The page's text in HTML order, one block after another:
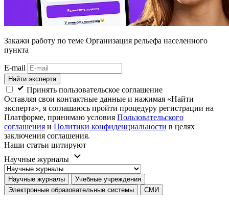
Закажи работу по теме Организация рельефа населенного
пункта
E-mail
Найти эксперта
Принять пользовательское соглашение
Оставляя свои контактные данные и нажимая «Найти
эксперта», я соглашаюсь пройти процедуру регистрации на
Платформе, принимаю условия Пользовательского
соглашения и Политики конфиденциальности в целях
заключения соглашения.
Наши статьи цитируют
Научные журналы
Научные журналы
Учебные учреждения
Электронные образовательные системы
СМИ